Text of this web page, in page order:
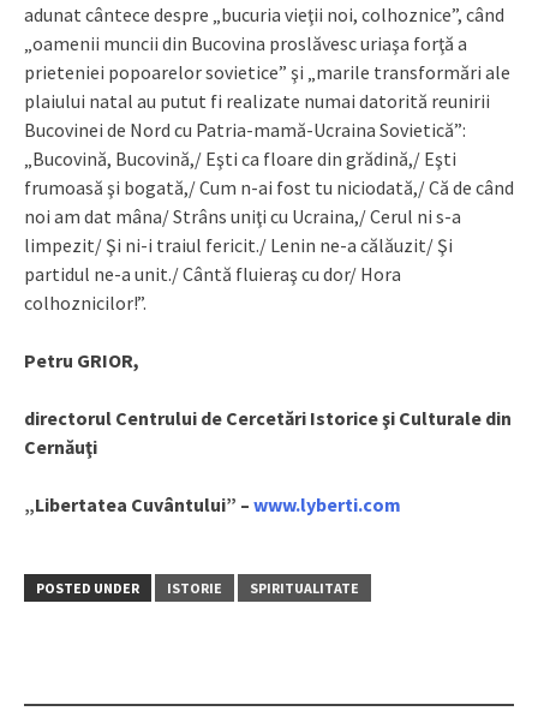
adunat cântece despre „bucuria vieţii noi, colhoznice”, când
„oamenii muncii din Bucovina proslăvesc uriaşa forţă a
prieteniei popoarelor sovietice” şi „marile transformări ale
plaiului natal au putut fi realizate numai datorită reunirii
Bucovinei de Nord cu Patria-mamă-Ucraina Sovietică”:
„Bucovină, Bucovină,/ Eşti ca floare din grădină,/ Eşti
frumoasă şi bogată,/ Cum n-ai fost tu niciodată,/ Că de când
noi am dat mâna/ Strâns uniţi cu Ucraina,/ Cerul ni s-a
limpezit/ Şi ni-i traiul fericit./ Lenin ne-a călăuzit/ Şi
partidul ne-a unit./ Cântă fluieraş cu dor/ Hora
colhoznicilor!”.
Petru GRIOR,
directorul Centrului de Cercetări Istorice şi Culturale din
Cernăuţi
„Libertatea Cuvântului” – www.lyberti.com
POSTED UNDER ISTORIE SPIRITUALITATE